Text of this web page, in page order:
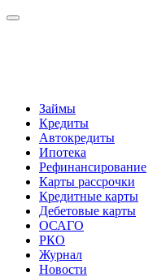
Займы
Кредиты
Автокредиты
Ипотека
Рефинансирование
Карты рассрочки
Кредитные карты
Дебетовые карты
ОСАГО
РКО
Журнал
Новости